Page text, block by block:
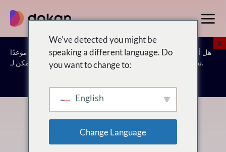
إلى
المحتوى
هل أنت مستعد لاتخاذ الخطوة التالية؟ دع خبراءنا يساعدونك. احجز موعدًا
شاهد كيف يمكن لـ Dokan تحويل رؤية السوق الخاصة بك إلى حقيقة.
X
بريميوم دكانالوحدات
We've detected you might be
speaking a different language. Do
you want to change to:
English
Change Language